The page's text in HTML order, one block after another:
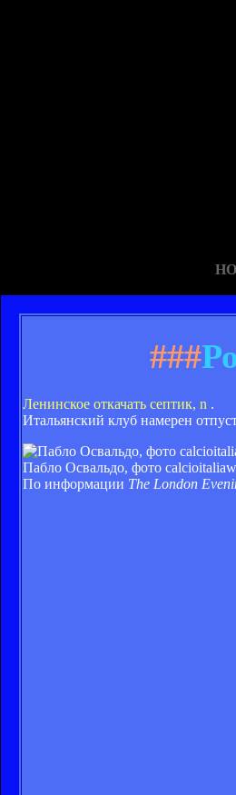
###
Ленинское откачать септик, n .
Итальянский клуб намерен
Пабло Освальдо, фото
По информации The London